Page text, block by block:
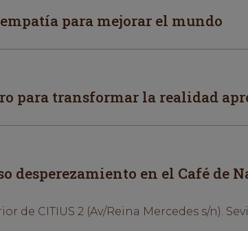
para mejorar el mundo
para transformar la realidad
desperezamiento en el Café de
de CITIUS 2 (Av/Reina Mercedes s/n).